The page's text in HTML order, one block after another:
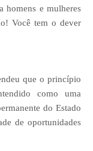
homens e mulheres
Você tem o dever
que o princípio
como uma
do Estado
de oportunidades